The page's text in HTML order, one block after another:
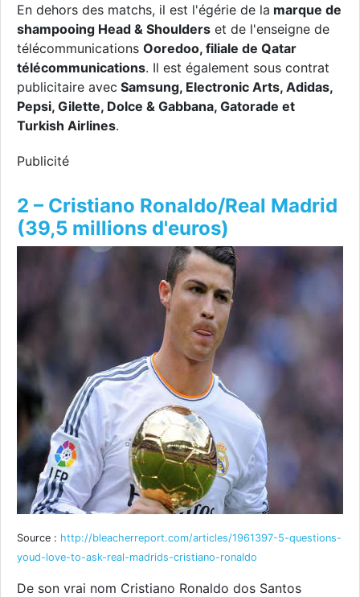
En dehors des matchs, il est l'égérie de la marque de
shampooing Head & Shoulders et de l'enseigne de
télécommunications Ooredoo, filiale de Qatar
télécommunications. Il est également sous contrat
publicitaire avec Samsung, Electronic Arts, Adidas,
Pepsi, Gilette, Dolce & Gabbana, Gatorade et
Turkish Airlines.
Publicité
2 – Cristiano Ronaldo/Real Madrid
(39,5 millions d'euros)
Source : http://bleacherreport.com/articles/1961397-5-questions-
youd-love-to-ask-real-madrids-cristiano-ronaldo
De son vrai nom Cristiano Ronaldo dos Santos